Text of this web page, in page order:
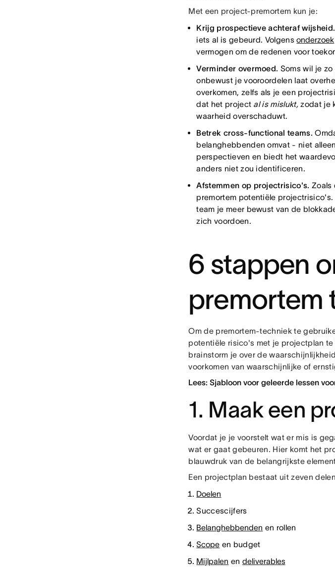
Met een project-premortem kun je:
Krijg prospectieve achteraf wijsheid.
iets al is gebeurd. Volgensonderzoek
vermogen om de redenen voor
Verminder overmoed. Soms wil je
onbewust je vooroordelen laat
overkomen, zelfs als je een
dat het project al is mislukt,zodat je
waarheid overschaduwt.
Betrek cross-functional teams.
belanghebbenden omvat - niet
perspectieven en biedt het
anders niet zou identificeren.
Afstemmen op projectrisico's. Zoals
premortem potentiële
team je meer bewust van de
zich voordoen.
6 stappen
premortem
Om de premortem-techniek te
potentiële risico's met je projectplan
brainstorm je over de
voorkomen van waarschijnlijke of
Lees: Sjabloon voor geleerde lessen
1. Maak een
Voordat je je voorstelt wat er mis is
wat er gaat gebeuren. Hier komt het
blauwdruk van de belangrijkste
Een projectplan bestaat uit zeven
Doelen
Succescijfers
Belanghebbenden en rollen
Scope en budget
Mijlpalen en deliverables